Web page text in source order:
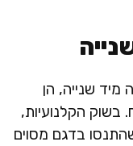
מיד שנייה, הן
בשוק הקלנועיות,
בדגם מסוים